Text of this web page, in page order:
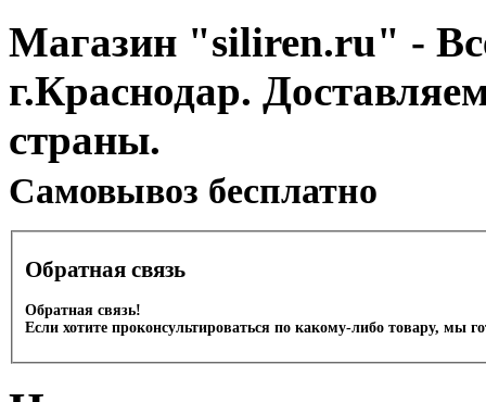
Магазин "siliren.ru" -
г.Краснодар.
страны.
Cамовывоз бесплатно
Обратная связь
Обратная связь!
Если хотите проконсультироваться по какому-либо товару, мы